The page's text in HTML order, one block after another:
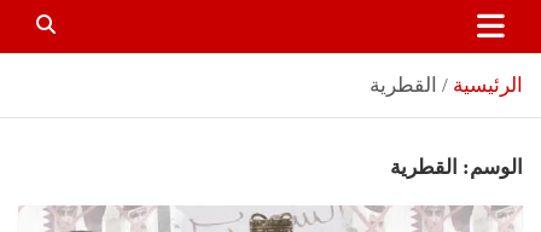
الرئيسية القطرية
الوسم: القطرية